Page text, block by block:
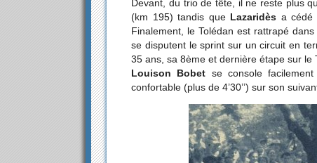
Devant, du trio de tête, il ne reste plus
(km 195) tandis que Lazaridès a cédé
Finalement, le Tolédan est rattrapé
se disputent le sprint sur un circuit en
35 ans, sa 8ème et dernière étape sur le
Louison Bobet se console
confortable (plus de 4’30’’) sur son